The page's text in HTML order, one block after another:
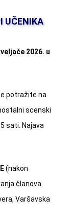
UČENIKA
2026. u
potražite na
scenski
sati. Najava
(nakon
članova
Varšavska